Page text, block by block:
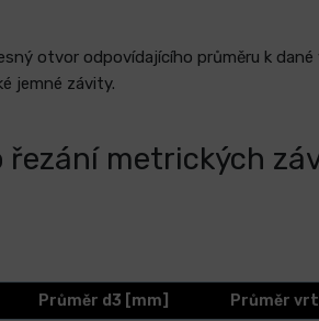
otvor odpovídajícího průměru k dané
jemné závity.
řezání metrických
Průměr d3 [mm]
Průměr